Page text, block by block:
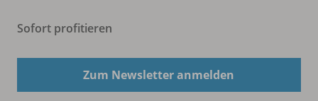
Sofort profitieren
Zum Newsletter anmelden